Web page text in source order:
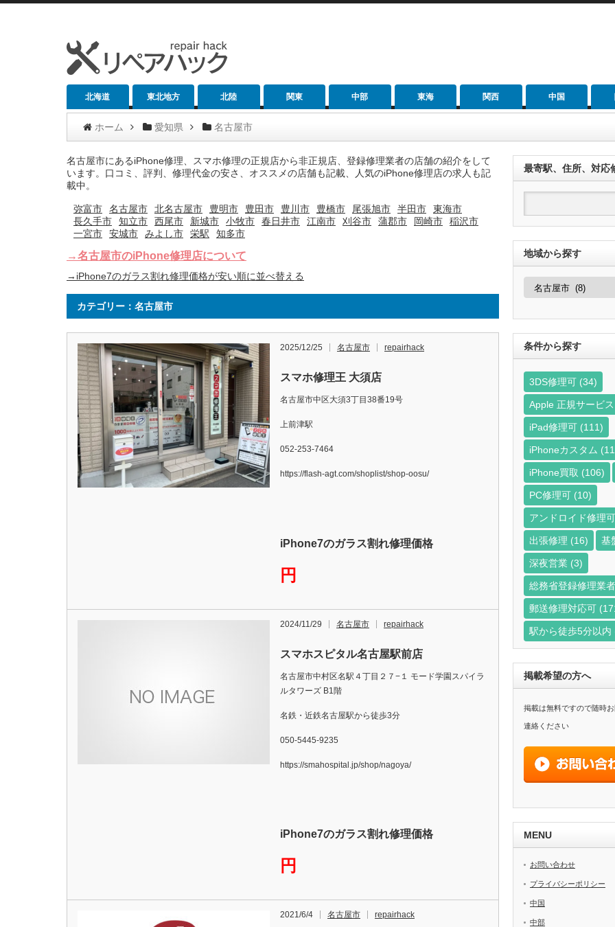
北海道 東北地方 北陸 関東 中部 東海 関西 中国
ホーム 愛知県 名古屋市
名古屋市にあるiPhone修理、スマホ修理の正規店から非正規店、登録修理業者の店舗の紹介をして
います。口コミ、評判、修理代金の安さ、オススメの店舗も記載、人気のiPhone修理店の求人も記
載中。
弥富市 名古屋市 北名古屋市 豊明市 豊田市 豊川市 豊橋市 尾張旭市 半田市
東海市
長久手市
知立市 西尾市 新城市 小牧市 春日井市 江南市 刈谷市 蒲郡市 岡崎市
稲沢市
一宮市
安城市 みよし市 栄駅 知多市
→名古屋市のiPhone修理店について
→iPhone7のガラス割れ修理価格が安い順に並べ替える
カテゴリー：名古屋市
2025/12/25 名古屋市 repairhack
スマホ修理王 大須店
名古屋市中区大須3丁目38番19号
上前津駅
052-253-7464
https://flash-agt.com/shoplist/shop-oosu/
iPhone7のガラス割れ修理価格
円
2024/11/29 名古屋市 repairhack
スマホスピタル名古屋駅前店
名古屋市中村区名駅４丁目２７−１ モード学園スパイラ
ルタワーズ B1階
名鉄・近鉄名古屋駅から徒歩3分
050-5445-9235
https://smahospital.jp/shop/nagoya/
iPhone7のガラス割れ修理価格
円
2021/6/4 名古屋市 repairhack
最寄駅、住所、対応
地域から探す
地
探
す
条件から探す
3DS修理可 (34)
Apple 正規サービ
iPad修理可 (111)
iPhoneカスタム
iPhone買取 (106)
PC修理可 (10)
アンドロイド修理可
出張修理 (16) 基
深夜営業 (3)
総務省登録修理業者
郵送修理対応可
駅から徒歩5分以内
掲載希望の方へ
掲載は無料ですので随時
連絡ください
MENU
お問い合わせ
プライバシーポリシー
中国
中部